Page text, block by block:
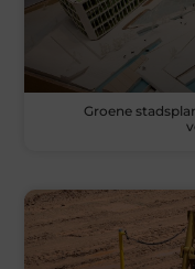
Groene